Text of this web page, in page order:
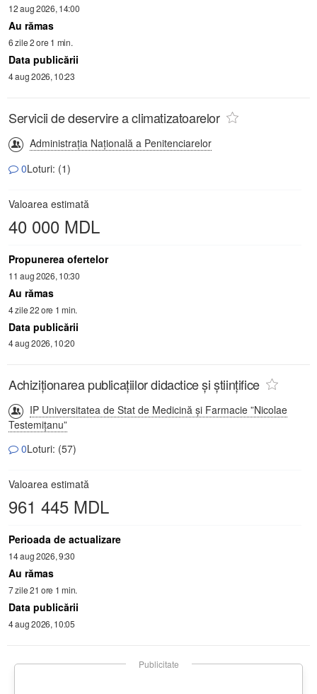
12 aug 2026, 14:00
Au rămas
6 zile 2 ore 1 min.
Data publicării
4 aug 2026, 10:23
Servicii de deservire a climatizatoarelor
Administrația Națională a Penitenciarelor
0Loturi: (1)
Valoarea estimată
40 000 MDL
Propunerea ofertelor
11 aug 2026, 10:30
Au rămas
4 zile 22 ore 1 min.
Data publicării
4 aug 2026, 10:20
Achiziționarea publicațiilor didactice și științifice
IP Universitatea de Stat de Medicină și Farmacie ”Nicolae
Testemițanu”
0Loturi: (57)
Valoarea estimată
961 445 MDL
Perioada de actualizare
14 aug 2026, 9:30
Au rămas
7 zile 21 ore 1 min.
Data publicării
4 aug 2026, 10:05
Publicitate